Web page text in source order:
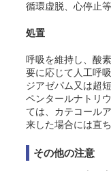
循環虚脱、心停止
処置
呼吸を維持し、酸
要に応じて人工呼
ジアゼパム又は超
ペンタールナトリ
ては、カテコール
来した場合には直
その他の注意